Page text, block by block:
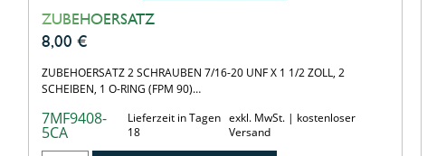
ZUBEHOERSATZ
8,00 €
ZUBEHOERSATZ 2 SCHRAUBEN 7/16-20 UNF X 1 1/2 ZOLL, 2
SCHEIBEN, 1 O-RING (FPM 90)…
7MF9408-
5CA
Lieferzeit in Tagen
18
exkl. MwSt. | kostenloser
Versand